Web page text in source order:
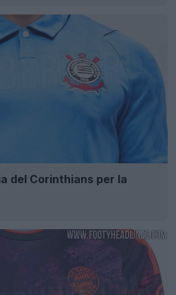
del Corinthians per la